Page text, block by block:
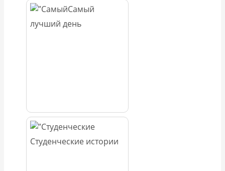
Самый
лучший день
Студенческие истории